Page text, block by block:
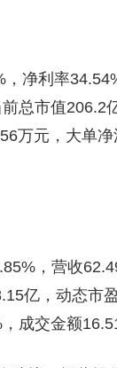
净利率
总市值206.2
万元，大单
，营收
亿，动态市
成交金额